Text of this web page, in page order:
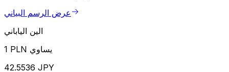
عرض الرسم البياني
الين الياباني
1 PLN يساوي
42.5536 JPY